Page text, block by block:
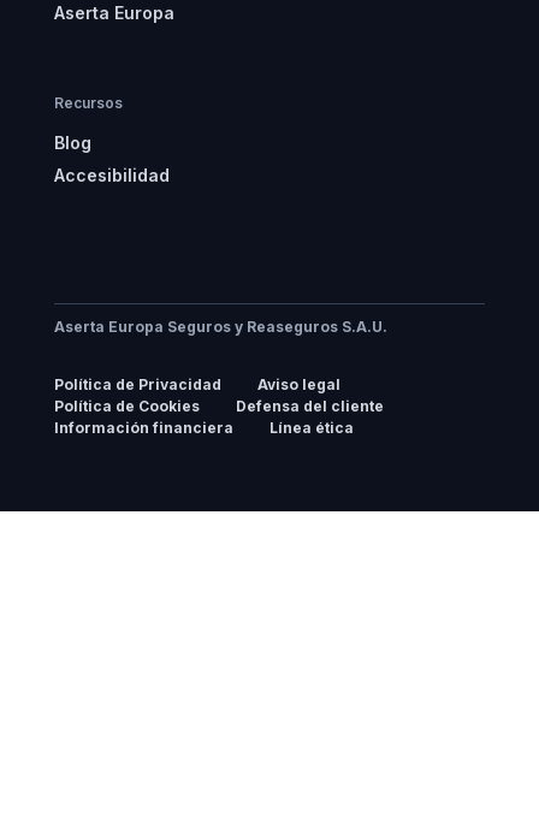
Aserta Europa
Recursos
Blog
Accesibilidad
Aserta Europa Seguros y Reaseguros S.A.U.
Política de Privacidad
Aviso legal
Política de Cookies
Defensa del cliente
Información financiera
Línea ética